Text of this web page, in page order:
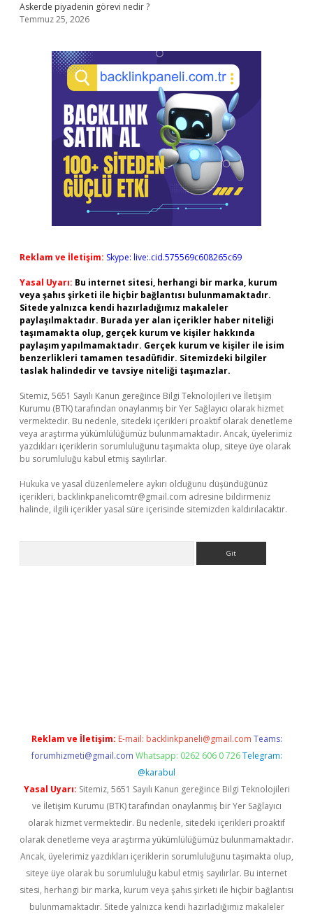
Askerde piyadenin görevi nedir ?
Temmuz 25, 2026
Reklam ve İletişim: Skype: live:.cid.575569c608265c69
Yasal Uyarı: Bu internet sitesi, herhangi bir marka, kurum
veya şahıs şirketi ile hiçbir bağlantısı bulunmamaktadır.
Sitede yalnızca kendi hazırladığımız makaleler
paylaşılmaktadır. Burada yer alan içerikler haber niteliği
taşımamakta olup, gerçek kurum ve kişiler hakkında
paylaşım yapılmamaktadır. Gerçek kurum ve kişiler ile isim
benzerlikleri tamamen tesadüfidir. Sitemizdeki bilgiler
taslak halindedir ve tavsiye niteliği taşımazlar.
Sitemiz, 5651 Sayılı Kanun gereğince Bilgi Teknolojileri ve İletişim
Kurumu (BTK) tarafından onaylanmış bir Yer Sağlayıcı olarak hizmet
vermektedir. Bu nedenle, sitedeki içerikleri proaktif olarak denetleme
veya araştırma yükümlülüğümüz bulunmamaktadır. Ancak, üyelerimiz
yazdıkları içeriklerin sorumluluğunu taşımakta olup, siteye üye olarak
bu sorumluluğu kabul etmiş sayılırlar.
Hukuka ve yasal düzenlemelere aykırı olduğunu düşündüğünüz
içerikleri, backlinkpanelicomtr@gmail.com adresine bildirmeniz
halinde, ilgili içerikler yasal süre içerisinde sitemizden kaldırılacaktır.
Reklam ve İletişim: E-mail: backlinkpaneli@gmail.com Teams:
forumhizmeti@gmail.com Whatsapp: 0262 606 0 726 Telegram:
@karabul
Yasal Uyarı: Sitemiz, 5651 Sayılı Kanun gereğince Bilgi Teknolojileri
ve İletişim Kurumu (BTK) tarafından onaylanmış bir Yer Sağlayıcı
olarak hizmet vermektedir. Bu nedenle, sitedeki içerikleri proaktif
olarak denetleme veya araştırma yükümlülüğümüz bulunmamaktadır.
Ancak, üyelerimiz yazdıkları içeriklerin sorumluluğunu taşımakta olup,
siteye üye olarak bu sorumluluğu kabul etmiş sayılırlar. Bu internet
sitesi, herhangi bir marka, kurum veya şahıs şirketi ile hiçbir bağlantısı
bulunmamaktadır. Sitede yalnızca kendi hazırladığımız makaleler